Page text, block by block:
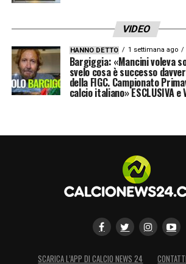
VIDEO
HANNO DETTO 1 settimana ago
Bargiggia: «Mancini voleva
svelo cosa è successo
della FIGC. Campionato
calcio italiano» ESCLUSIVA e
SCARICA L’APP DI CALCIO NEWS 24 CONTATTI